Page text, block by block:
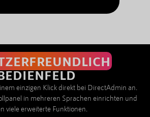
einzigen Klick direkt bei DirectAdmin an.
in mehreren Sprachen einrichten und
viele erweiterte Funktionen.